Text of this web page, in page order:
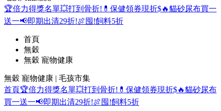
🏆倍力得獎名單💥打到骨折! 💊保健領券現折$🔥貓砂尿布買一
送一📢即期出清29折!🍖囤!飼料5折
首頁
無穀
無穀 寵物健康
無穀 寵物健康 | 毛孩市集
首頁🏆倍力得獎名單💥打到骨折! 💊保健領券現折$🔥貓砂尿布
買一送一📢即期出清29折!🍖囤!飼料5折